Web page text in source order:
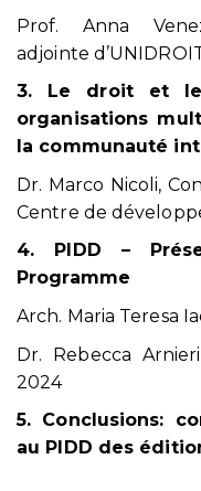
Prof. Anna
adjointe
3. Le droit et le
organisations
la communauté
Dr. Marco Nicoli,
Centre de
4. PIDD –
Programme
Arch. Maria Teresa
Dr. Rebecca
2024
5. Conclusions:
au PIDD des